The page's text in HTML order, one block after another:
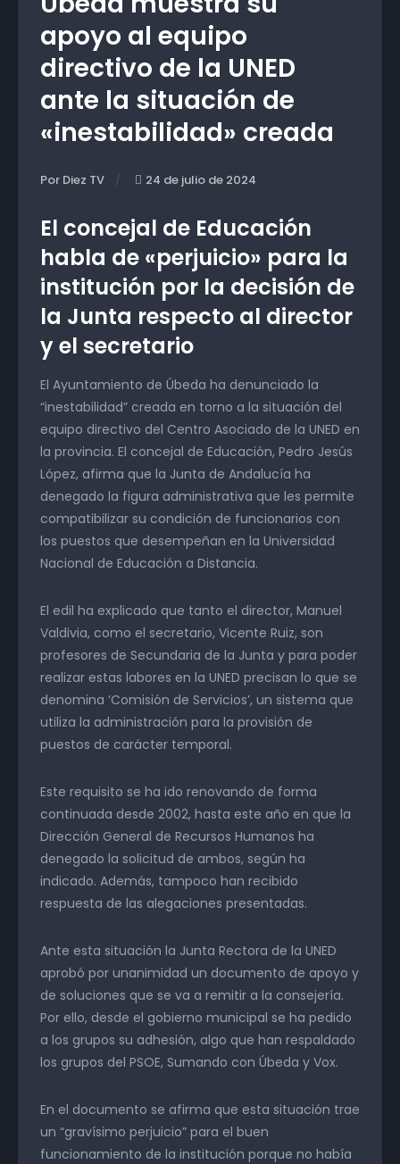
apoyo al equipo
directivo de la UNED
ante la situación de
«inestabilidad» creada
Por Diez TV 24 de julio de 2024
El concejal de Educación
habla de «perjuicio» para la
institución por la decisión de
la Junta respecto al director
y el secretario
El Ayuntamiento de Úbeda ha denunciado la
“inestabilidad” creada en torno a la situación del
equipo directivo del Centro Asociado de la UNED en
la provincia. El concejal de Educación, Pedro Jesús
López, afirma que la Junta de Andalucía ha
denegado la figura administrativa que les permite
compatibilizar su condición de funcionarios con
los puestos que desempeñan en la Universidad
Nacional de Educación a Distancia.
El edil ha explicado que tanto el director, Manuel
Valdivia, como el secretario, Vicente Ruiz, son
profesores de Secundaria de la Junta y para poder
realizar estas labores en la UNED precisan lo que se
denomina ‘Comisión de Servicios’, un sistema que
utiliza la administración para la provisión de
puestos de carácter temporal.
Este requisito se ha ido renovando de forma
continuada desde 2002, hasta este año en que la
Dirección General de Recursos Humanos ha
denegado la solicitud de ambos, según ha
indicado. Además, tampoco han recibido
respuesta de las alegaciones presentadas.
Ante esta situación la Junta Rectora de la UNED
aprobó por unanimidad un documento de apoyo y
de soluciones que se va a remitir a la consejería.
Por ello, desde el gobierno municipal se ha pedido
a los grupos su adhesión, algo que han respaldado
los grupos del PSOE, Sumando con Úbeda y Vox.
En el documento se afirma que esta situación trae
un “gravísimo perjuicio” para el buen
funcionamiento de la institución porque no había